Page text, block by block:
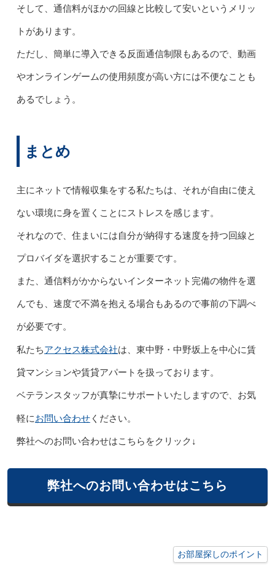
そして、通信料がほかの回線と比較して安いというメリッ
トがあります。
ただし、簡単に導入できる反面通信制限もあるので、動画
やオンラインゲームの使用頻度が高い方には不便なことも
あるでしょう。
まとめ
主にネットで情報収集をする私たちは、それが自由に使え
ない環境に身を置くことにストレスを感じます。
それなので、住まいには自分が納得する速度を持つ回線と
プロバイダを選択することが重要です。
また、通信料がかからないインターネット完備の物件を選
んでも、速度で不満を抱える場合もあるので事前の下調べ
が必要です。
私たちアクセス株式会社は、東中野・中野坂上を中心に賃
貸マンションや賃貸アパートを扱っております。
ベテランスタッフが真摯にサポートいたしますので、お気
軽にお問い合わせください。
弊社へのお問い合わせはこちらをクリック↓
弊社へのお問い合わせはこちら
お部屋探しのポイント